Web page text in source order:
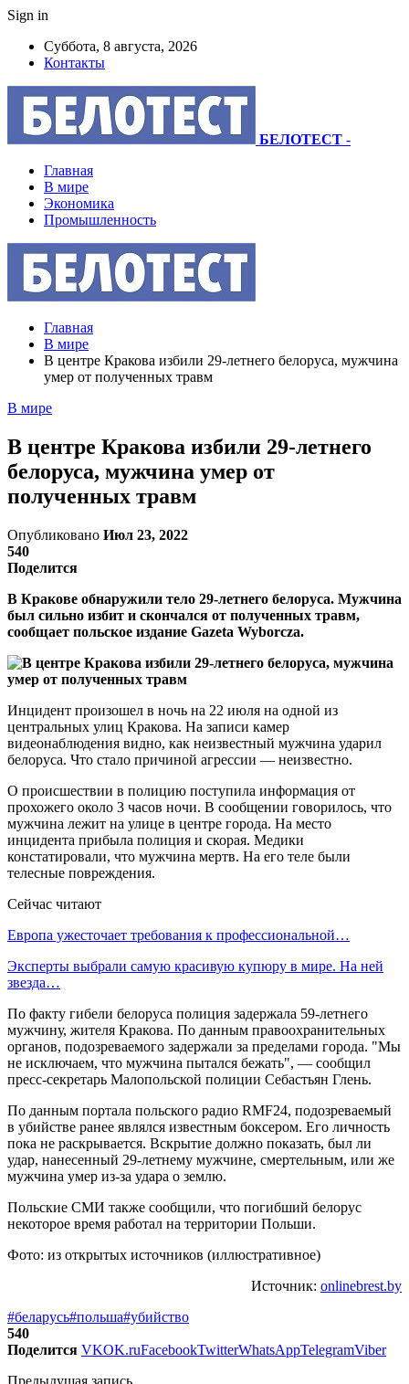
Sign in
Суббота, 8 августа, 2026
Контакты
БЕЛОТЕСТ -
Главная
В мире
Экономика
Промышленность
Главная
В мире
В центре Кракова избили 29-летнего белоруса, мужчина
умер от полученных травм
В мире
В центре Кракова избили 29-летнего
белоруса, мужчина умер от
полученных травм
Опубликовано Июл 23, 2022
540
Поделится
В Кракове обнаружили тело 29-летнего белоруса. Мужчина
был сильно избит и скончался от полученных травм,
сообщает польское издание Gazeta Wyborcza.
Инцидент произошел в ночь на 22 июля на одной из
центральных улиц Кракова. На записи камер
видеонаблюдения видно, как неизвестный мужчина ударил
белоруса. Что стало причиной агрессии — неизвестно.
О происшествии в полицию поступила информация от
прохожего около 3 часов ночи. В сообщении говорилось, что
мужчина лежит на улице в центре города. На место
инцидента прибыла полиция и скорая. Медики
констатировали, что мужчина мертв. На его теле были
телесные повреждения.
Сейчас читают
Европа ужесточает требования к профессиональной…
Эксперты выбрали самую красивую купюру в мире. На ней
звезда…
По факту гибели белоруса полиция задержала 59-летнего
мужчину, жителя Кракова. По данным правоохранительных
органов, подозреваемого задержали за пределами города. "Мы
не исключаем, что мужчина пытался бежать", — сообщил
пресс-секретарь Малопольской полиции Себастьян Глень.
По данным портала польского радио RMF24, подозреваемый
в убийстве ранее являлся известным боксером. Его личность
пока не раскрывается. Вскрытие должно показать, был ли
удар, нанесенный 29-летнему мужчине, смертельным, или же
мужчина умер из-за удара о землю.
Польские СМИ также сообщили, что погибший белорус
некоторое время работал на территории Польши.
Фото: из открытых источников (иллюстративное)
Источник: onlinebrest.by
#беларусь#польша#убийство
540
Поделится VKOK.ruFacebookTwitterWhatsAppTelegramViber
Предыдущая запись